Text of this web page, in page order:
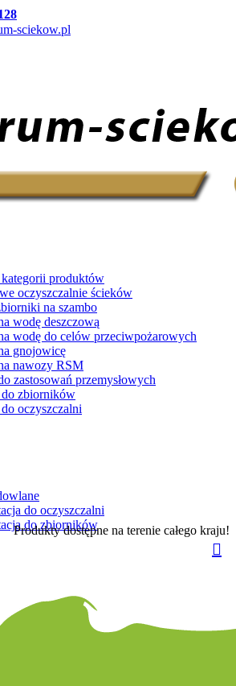
sciekow.pl
kategorii produktów
oczyszczalnie ścieków
na szambo
wodę deszczową
wodę do celów przeciwpożarowych
gnojowicę
nawozy RSM
zastosowań przemysłowych
zbiorników
oczyszczalni
do oczyszczalni
do zbiorników
Produkty dostępne na terenie całego kraju!